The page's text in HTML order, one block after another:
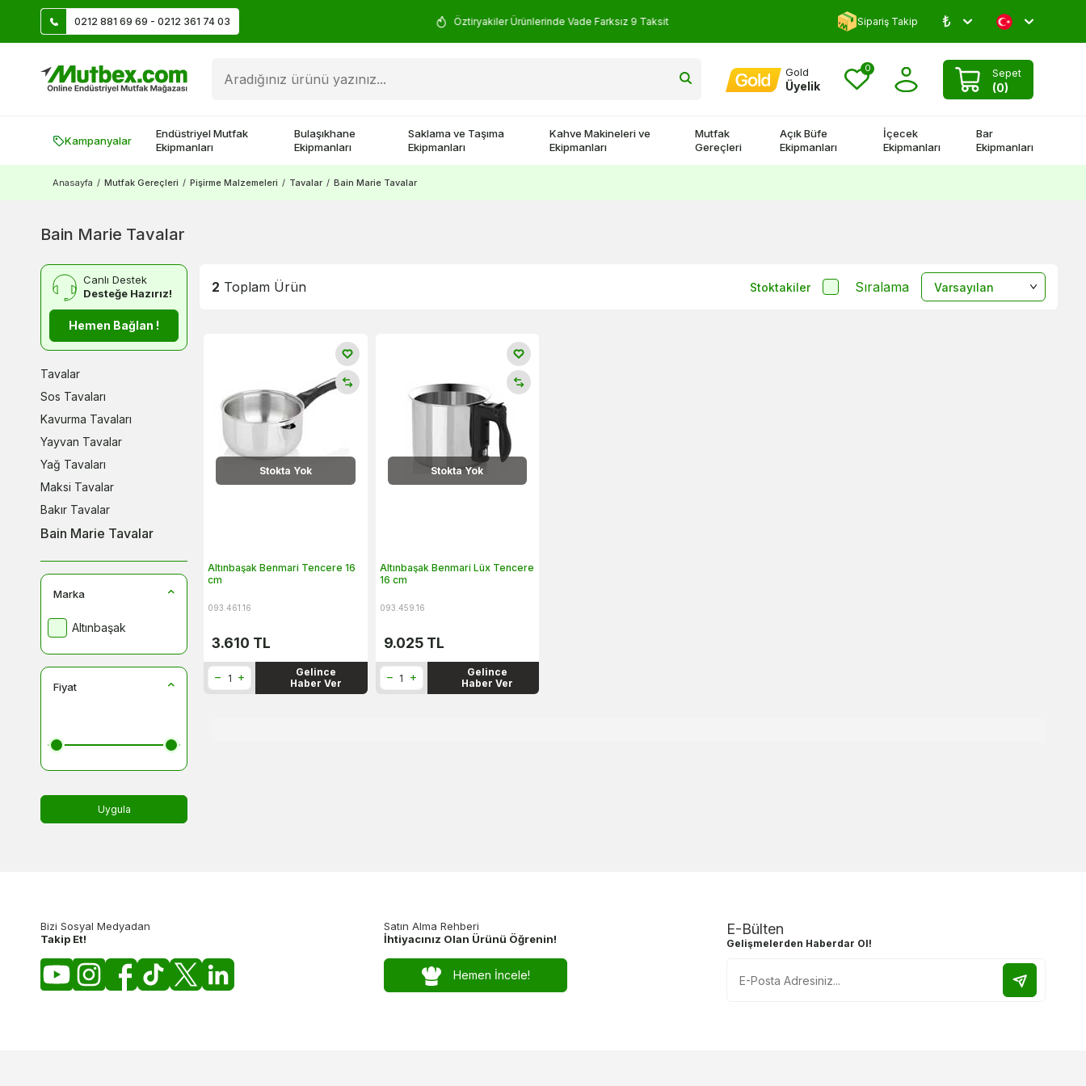
0212 881 69 69 - 0212 361 74 03Üye Ol İlk Siparişte 500 TL Kazan! Öztiryakiler Ürünlerinde Vade Farksız 9 Taksit Yorum Yap 500 TL Kazan!
Sipariş Takip ₺
Gold
Üyelik
0 Sepet
(0)
Kampanyalar
Endüstriyel Mutfak
Ekipmanları
Bulaşıkhane
Ekipmanları
Saklama ve Taşıma
Ekipmanları
Kahve Makineleri ve
Ekipmanları
Mutfak
Gereçleri
Açık Büfe
Ekipmanları
İçecek
Ekipmanları
Bar
Ekipmanları
Anasayfa / Mutfak Gereçleri / Pişirme Malzemeleri / Tavalar / Bain Marie Tavalar
Bain Marie Tavalar
Canlı Destek
Desteğe Hazırız!
Hemen Bağlan !
Tavalar
Sos Tavaları
Kavurma Tavaları
Yayvan Tavalar
Yağ Tavaları
Maksi Tavalar
Bakır Tavalar
Bain Marie Tavalar
Kaçerola Tava
Krep Tavaları
Sanayi Tipi Tavalar
Sote Tavaları
Wok Tavalar
Yapışmaz Tavalar
Marka
Altınbaşak
Fiyat
Uygula
2 Toplam Ürün Stoktakiler Sıralama
Stokta Yok
Altınbaşak Benmari Tencere 16
cm
093.461.16
3.610 TL
Gelince
Haber Ver
Stokta Yok
Altınbaşak Benmari Lüx Tencere
16 cm
093.459.16
9.025TL
Gelince
Haber Ver
Bizi Sosyal Medyadan
Takip Et!
Satın Alma Rehberi
İhtiyacınız Olan Ürünü Öğrenin!
Hemen İncele!
E-Bülten
Gelişmelerden Haberdar Ol!